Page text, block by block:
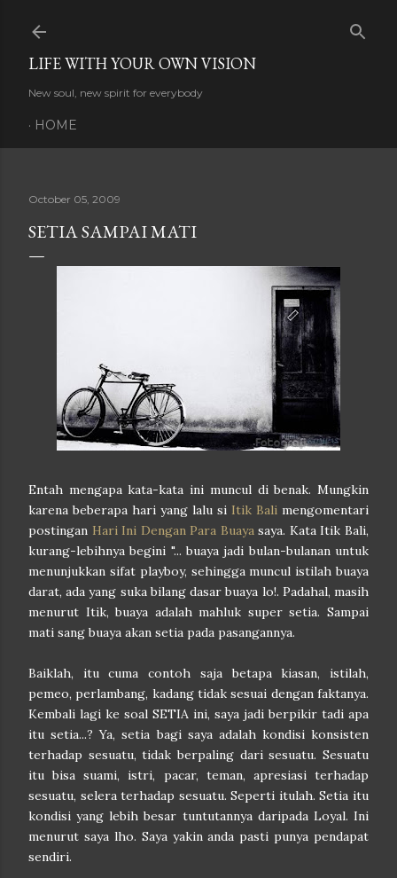
LIFE WITH YOUR OWN VISION
New soul, new spirit for everybody
HOME
October 05, 2009
SETIA SAMPAI MATI
Entah mengapa kata-kata ini muncul di benak. Mungkin
karena beberapa hari yang lalu si Itik Bali mengomentari
postingan Hari Ini Dengan Para Buayasaya. Kata Itik Bali,
kurang-lebihnya begini "... buaya jadi bulan-bulanan untuk
menunjukkan sifat playboy, sehingga muncul istilah buaya
darat, ada yang suka bilang dasar buaya lo!. Padahal, masih
menurut Itik, buaya adalah mahluk super setia. Sampai
mati sang buaya akan setia pada pasangannya.
Baiklah, itu cuma contoh saja betapa kiasan, istilah,
pemeo, perlambang, kadang tidak sesuai dengan faktanya.
Kembali lagi ke soal SETIA ini, saya jadi berpikir tadi apa
itu setia...? Ya, setia bagi saya adalah kondisi konsisten
terhadap sesuatu, tidak berpaling dari sesuatu. Sesuatu
itu bisa suami, istri, pacar, teman, apresiasi terhadap
sesuatu, selera terhadap sesuatu. Seperti itulah. Setia itu
kondisi yang lebih besar tuntutannya daripada Loyal. Ini
menurut saya lho. Saya yakin anda pasti punya pendapat
sendiri.